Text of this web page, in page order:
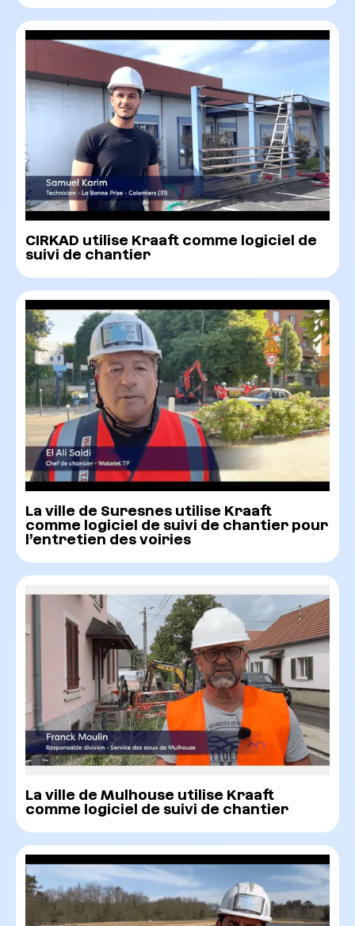
CIRKAD utilise Kraaft comme logiciel de
suivi de chantier
La ville de Suresnes utilise Kraaft
comme logiciel de suivi de chantier pour
l’entretien des voiries
La ville de Mulhouse utilise Kraaft
comme logiciel de suivi de chantier